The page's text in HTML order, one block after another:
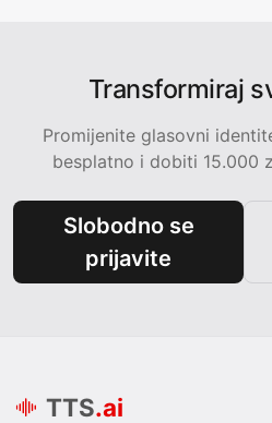
Transformiraj
Promijenite glasovni
besplatno i dobiti 15.000
Slobodno se
prijavite
TTS.ai